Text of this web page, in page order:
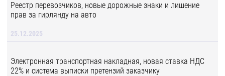
Реестр перевозчиков, новые дорожные знаки и лишение
прав за гирлянду на авто
25.12.2025
Электронная транспортная накладная, новая ставка НДС
22% и система выписки претензий заказчику